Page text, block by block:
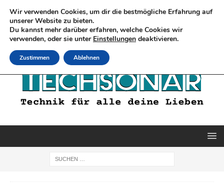
Wir verwenden Cookies, um dir die bestmögliche Erfahrung auf
unserer Website zu bieten.
Du kannst mehr darüber erfahren, welche Cookies wir
verwenden, oder sie unter Einstellungen deaktivieren.
Zustimmen Ablehnen